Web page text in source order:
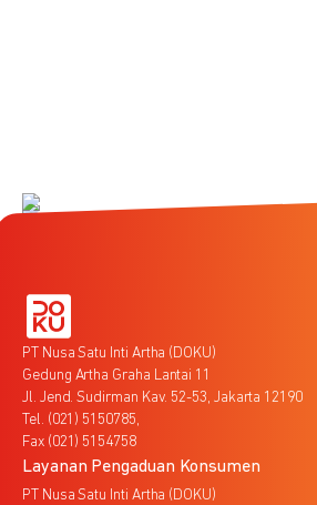
PT Nusa Satu Inti Artha (DOKU)
Gedung Artha Graha Lantai 11
Jl. Jend. Sudirman Kav. 52-53, Jakarta 12190
Tel. (021) 5150785,
Fax (021) 5154758
Layanan Pengaduan Konsumen
PT Nusa Satu Inti Artha (DOKU)